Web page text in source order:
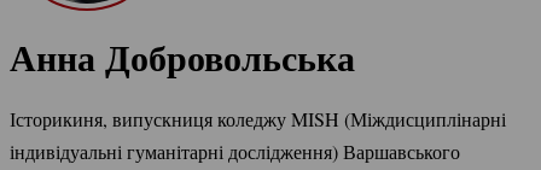
Анна Добровольська
Історикиня, випускниця коледжу MISH (Міждисциплінарні
індивідуальні гуманітарні дослідження) Варшавського